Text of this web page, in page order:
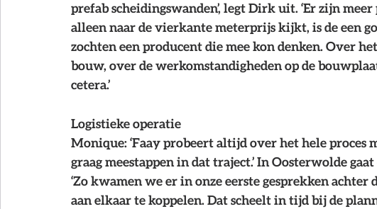
prefab scheidingswanden’, legt Dirk uit. ‘Er zijn
alleen naar de vierkante meterprijs kijkt, is de een
zochten een producent die mee kon denken. Over
bouw, over de werkomstandigheden op de
cetera.’
Logistieke operatie
Monique: ‘Faay probeert altijd over het hele proces
graag meestappen in dat traject.’ In Oosterwolde
‘Zo kwamen we er in onze eerste gesprekken
aan elkaar te koppelen. Dat scheelt in tijd bij de